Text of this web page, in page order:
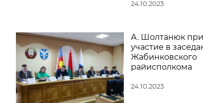
24.10.2023
А. Шолтанюк
участие в
Жабинковского
райисполкома
24.10.2023